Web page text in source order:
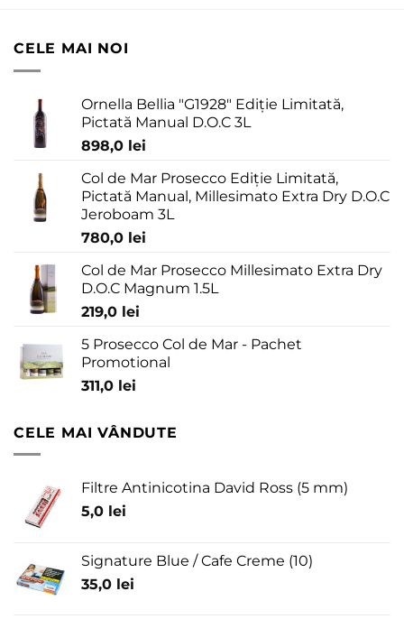
CELE MAI NOI
Ornella Bellia "G1928" Ediție Limitată,
Pictată Manual D.O.C 3L
898,0 lei
Col de Mar Prosecco Ediție Limitată,
Pictată Manual, Millesimato Extra Dry D.O.C
Jeroboam 3L
780,0 lei
Col de Mar Prosecco Millesimato Extra Dry
D.O.C Magnum 1.5L
219,0 lei
5 Prosecco Col de Mar - Pachet
Promotional
311,0 lei
CELE MAI VÂNDUTE
Filtre Antinicotina David Ross (5 mm)
5,0 lei
Signature Blue / Cafe Creme (10)
35,0 lei